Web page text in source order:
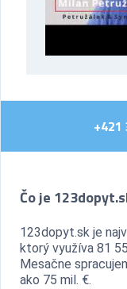
+421
Čo je
123dopyt.sk je
ktorý využíva 81
Mesačne
ako 75 mil. €.